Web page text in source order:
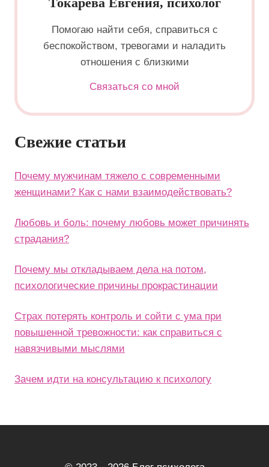
Помогаю найти себя, справиться с
беспокойством, тревогами и наладить
отношения с близкими
Связаться со мной
Свежие статьи
Почему мужчинам тяжело с современными
женщинами? Как с нами взаимодействовать?
Любовь и боль: почему любовь может причинять
страдания?
Почему мы откладываем дела на потом,
психологические причины прокрастинации
Страх потерять контроль и сойти с ума при
повышенной тревожности: как справиться с
навязчивыми мыслями
Зачем идти на консультацию к психологу